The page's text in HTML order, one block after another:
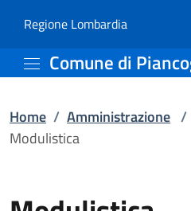
Modulistica
Regione Lombardia(apre in
Comune di
Home / Amministrazione /
Modulistica